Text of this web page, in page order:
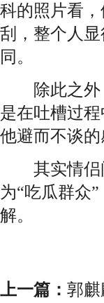
科的照片看
刮，整个人
同。
除此之外，
是在吐槽过
他避而不谈的
其实情侣间
为“吃瓜群众
解。
上一篇： 郭